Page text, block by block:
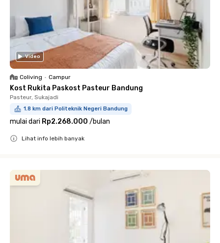
Video
Coliving • Campur
Kost Rukita Paskost Pasteur Bandung
Pasteur, Sukajadi
1.8 km dari Politeknik Negeri Bandung
mulai dari Rp2.268.000 /bulan
Lihat info lebih banyak